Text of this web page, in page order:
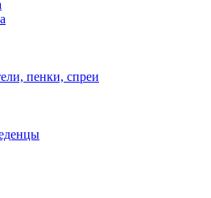
пенки, спреи